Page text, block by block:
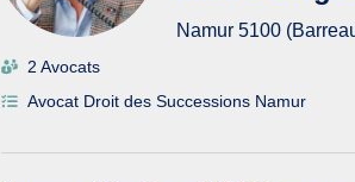
Namur 5100
2 Avocats
Avocat Droit des Successions Namur